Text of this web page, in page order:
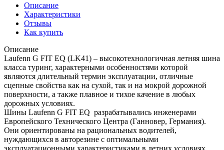
Описание
Характеристики
Отзывы
Как купить
Описание
Laufenn G FIT EQ (LK41) – высокотехнологичная летняя шина
класса туринг, характерными особенностями которой
являются длительный термин эксплуатации, отличные
сцепные свойства как на сухой, так и на мокрой дорожной
поверхности, а также плавное и тихое качение в любых
дорожных условиях.
Шины Laufenn G FIT EQ разрабатывались инженерами
Европейского Технического Центра (Ганновер, Германия).
Они ориентированы на рациональных водителей,
нуждающихся в авторезине с оптимальными
эксплуатационными характеристиками в летних условиях.